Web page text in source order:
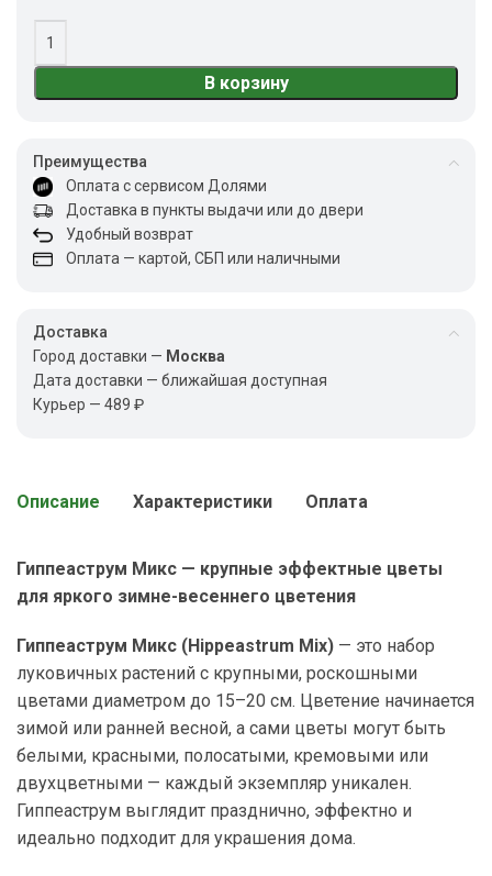
В корзину
Преимущества
Оплата с сервисом Долями
Доставка в пункты выдачи или до двери
Удобный возврат
Оплата — картой, СБП или наличными
Доставка
Город доставки — Москва
Дата доставки — ближайшая доступная
Курьер — 489 ₽
Описание Характеристики Оплата
Гиппеаструм Микс — крупные эффектные цветы
для яркого зимне-весеннего цветения
Гиппеаструм Микс (Hippeastrum Mix) — это набор
луковичных растений с крупными, роскошными
цветами диаметром до 15–20 см. Цветение начинается
зимой или ранней весной, а сами цветы могут быть
белыми, красными, полосатыми, кремовыми или
двухцветными — каждый экземпляр уникален.
Гиппеаструм выглядит празднично, эффектно и
идеально подходит для украшения дома.